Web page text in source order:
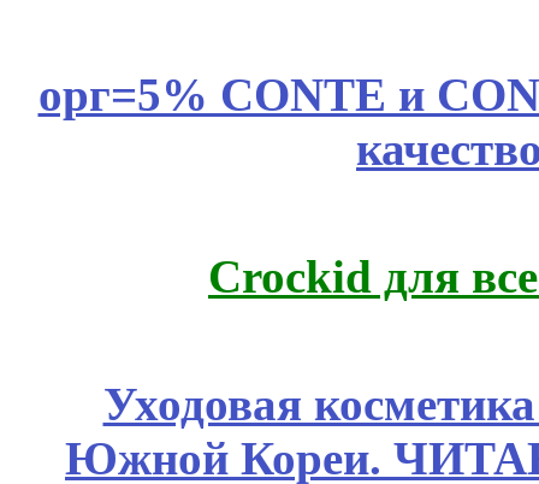
орг=5% CONTE и
Crockid для
Уходовая
Южной Кореи.